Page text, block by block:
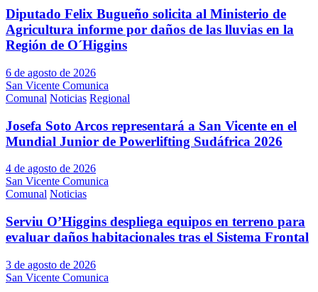
Diputado Felix Bugueño solicita al Ministerio de
Agricultura informe por daños de las lluvias en la
Región de O´Higgins
6 de agosto de 2026
San Vicente Comunica
Comunal Noticias Regional
Josefa Soto Arcos representará a San Vicente en el
Mundial Junior de Powerlifting Sudáfrica 2026
4 de agosto de 2026
San Vicente Comunica
Comunal Noticias
Serviu O’Higgins despliega equipos en terreno para
evaluar daños habitacionales tras el Sistema Frontal
3 de agosto de 2026
San Vicente Comunica